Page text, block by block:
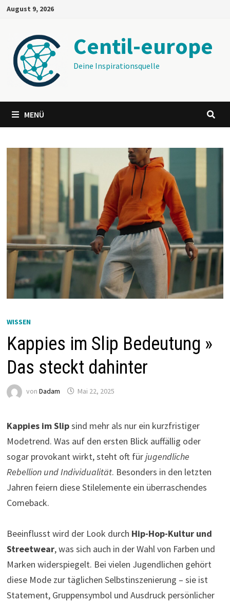
Zum
springen
August 9, 2026
Centil-europe
Deine Inspirationsquelle
MENÜ
WISSEN
Kappies im Slip Bedeutung »
Das steckt dahinter
von Dadam Mai 22, 2025
Kappies im Slipsind mehr als nur ein kurzfristiger
Modetrend. Was auf den ersten Blick auffällig oder
sogar provokant wirkt, steht oft fürjugendliche
Rebellion und Individualität. Besonders in den letzten
Jahren feiern diese Stilelemente ein überraschendes
Comeback.
Beeinflusst wird der Look durch Hip-Hop-Kultur und
Streetwear, was sich auch in der Wahl von Farben und
Marken widerspiegelt. Bei vielen Jugendlichen gehört
diese Mode zur täglichen Selbstinszenierung – sie ist
Statement, Gruppensymbol und Ausdruck persönlicher